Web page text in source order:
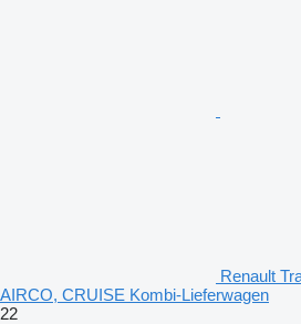
Renault
AIRCO, CRUISE Kombi-Lieferwagen
22